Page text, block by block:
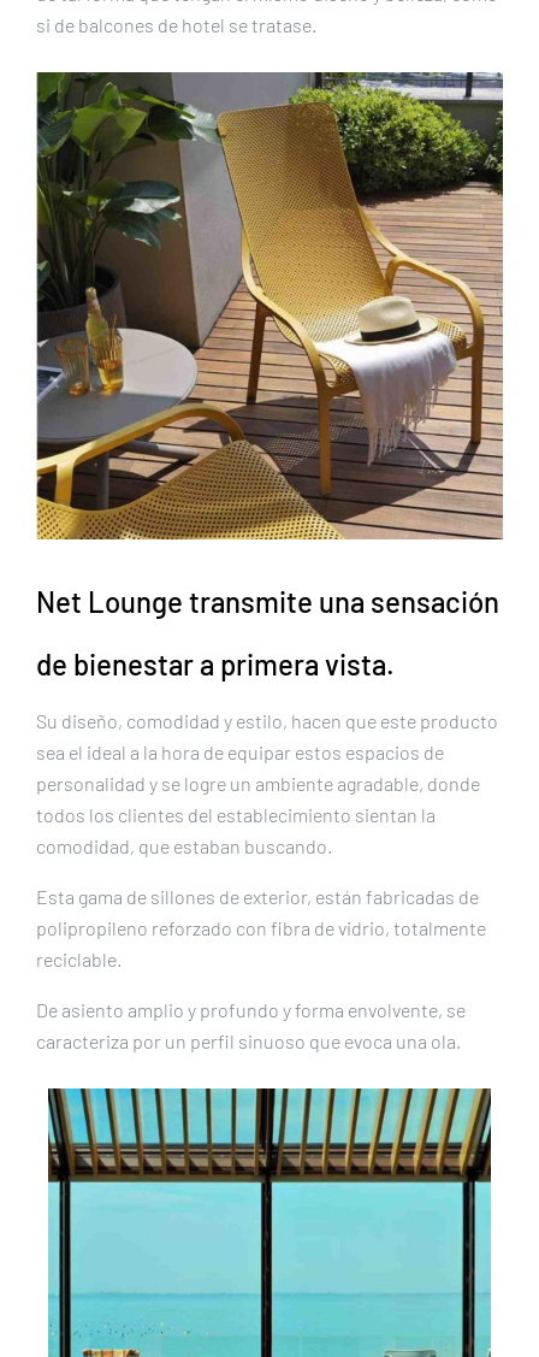
si de balcones de hotel se tratase.
Net Lounge transmite una sensación
de bienestar a primera vista.
Su diseño, comodidad y estilo, hacen que este producto
sea el ideal a la hora de equipar estos espacios de
personalidad y se logre un ambiente agradable, donde
todos los clientes del establecimiento sientan la
comodidad, que estaban buscando.
Esta gama de sillones de exterior, están fabricadas de
polipropileno reforzado con fibra de vidrio, totalmente
reciclable.
De asiento amplio y profundo y forma envolvente, se
caracteriza por un perfil sinuoso que evoca una ola.